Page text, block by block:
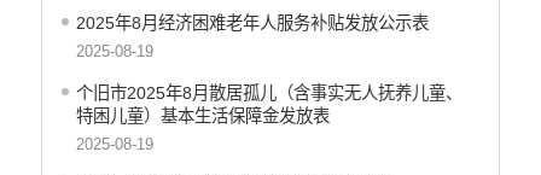
乡村振兴
生态环境
医疗卫生
养老服务
2025年8月经济困难老年人服务补贴发放公示表
2025-08-19
个旧市2025年8月散居孤儿（含事实无人抚养儿童、
特困儿童）基本生活保障金发放表
2025-08-19